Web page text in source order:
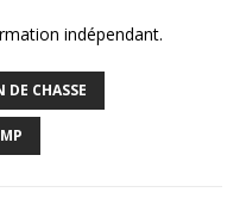
indépendant.
DE CHASSE